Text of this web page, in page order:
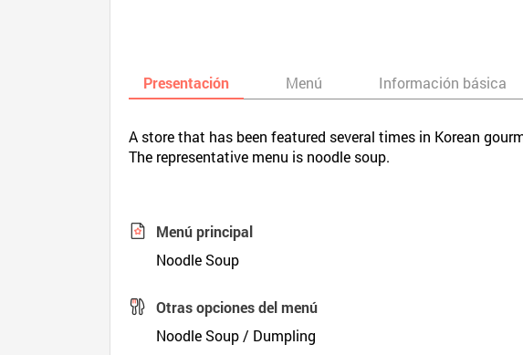
Presentación Menú Información básica
A store that has been featured several times in Korean
The representative menu is noodle soup.
Menú principal
Noodle Soup
Otras opciones del menú
Noodle Soup / Dumpling